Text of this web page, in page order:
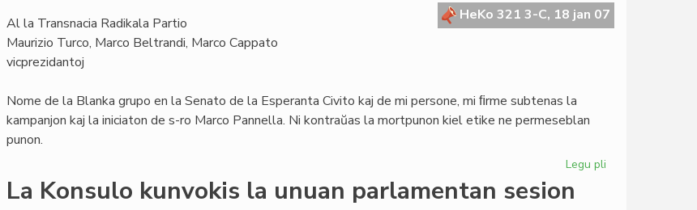
4
de
HeKo 321 3-C, 18 jan 07
Al la Transnacia Radikala Partio
Maurizio Turco, Marco Beltrandi, Marco Cappato
vicprezidantoj
Nome de la Blanka grupo en la Senato de la Esperanta Civito kaj de mi persone, mi ﬁrme subtenas la
kampanjon kaj la iniciaton de s-ro Marco Pannella. Ni kontraŭas la mortpunon kiel etike ne permeseblan
punon.
Legu pli
La Konsulo kunvokis la unuan parlamentan sesion